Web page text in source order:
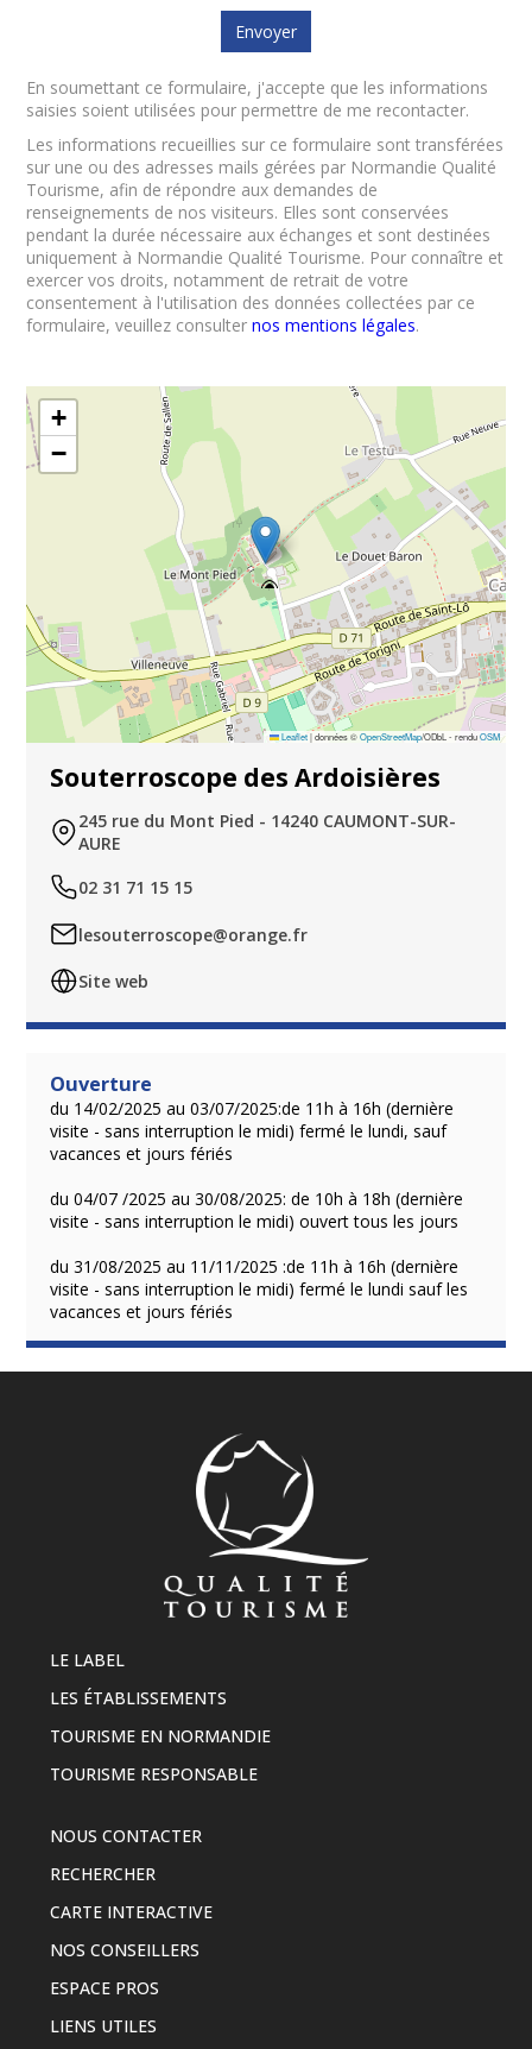
En soumettant ce formulaire, j'accepte que les informations
saisies soient utilisées pour permettre de me recontacter.
Les informations recueillies sur ce formulaire sont transférées
sur une ou des adresses mails gérées par Normandie Qualité
Tourisme, afin de répondre aux demandes de
renseignements de nos visiteurs. Elles sont conservées
pendant la durée nécessaire aux échanges et sont destinées
uniquement à Normandie Qualité Tourisme. Pour connaître et
exercer vos droits, notamment de retrait de votre
consentement à l'utilisation des données collectées par ce
formulaire, veuillez consulternos mentions légales.
+
−
Leaflet |données ©OpenStreetMap/ODbL - renduOSM
Souterroscope des Ardoisières
245 rue du Mont Pied - 14240 CAUMONT-SUR-
AURE
02 31 71 15 15
lesouterroscope@orange.fr
Site web
Ouverture
du 14/02/2025 au 03/07/2025:de 11h à 16h (dernière
visite - sans interruption le midi) fermé le lundi, sauf
vacances et jours fériés
du 04/07 /2025 au 30/08/2025: de 10h à 18h (dernière
visite - sans interruption le midi) ouvert tous les jours
du 31/08/2025 au 11/11/2025 :de 11h à 16h (dernière
visite - sans interruption le midi) fermé le lundi sauf les
vacances et jours fériés
LE LABEL
LES ÉTABLISSEMENTS
TOURISME EN NORMANDIE
TOURISME RESPONSABLE
NOUS CONTACTER
RECHERCHER
CARTE INTERACTIVE
NOS CONSEILLERS
ESPACE PROS
LIENS UTILES